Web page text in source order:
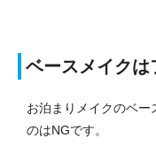
ベースメイクは
お泊まりメイクのベー
のはNGです。